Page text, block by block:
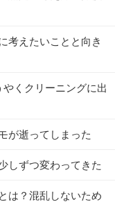
考えたいことと向き
くクリーニングに出
が逝ってしまった
しずつ変わってきた
は？混乱しないため